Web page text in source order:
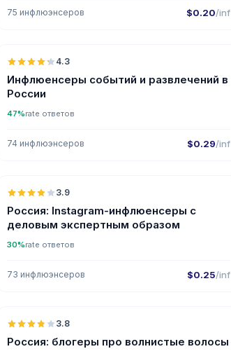
75 инфлюэнсеров $0.20/inf
4.3
Инфлюенсеры событий и развлечений в
России
47%rate ответов
74 инфлюэнсеров $0.29/inf
3.9
Россия: Instagram-инфлюенсеры с
деловым экспертным образом
30%rate ответов
73 инфлюэнсеров $0.25/inf
3.8
Россия: блогеры про волнистые волосы